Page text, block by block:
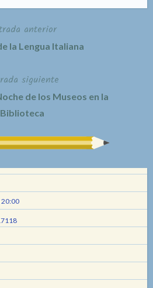
anterior
la Lengua Italiana
siguiente
de los Museos en la
Biblioteca
20:00